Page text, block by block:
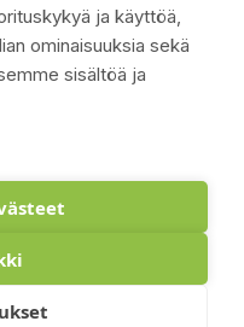
ja käyttöä,
ominaisuuksia sekä
sisältöä ja